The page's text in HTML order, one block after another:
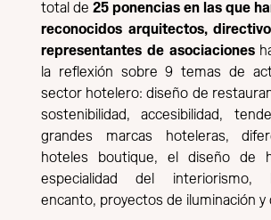
total de 25 ponencias en las que
reconocidos arquitectos,
representantes de asociaciones
la reflexión sobre 9 temas de
sector hotelero: diseño de
sostenibilidad, accesibilidad,
grandes marcas hoteleras,
hoteles boutique, el diseño de
especialidad del interiorismo,
encanto, proyectos de iluminación y